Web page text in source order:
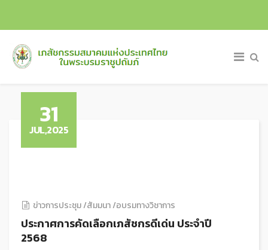
31
JUL,2025
ข่าวการประชุม /สัมมนา /อบรมทางวิชาการ
ประกาศการคัดเลือกเภสัชกรดีเด่น ประจําปี
2568